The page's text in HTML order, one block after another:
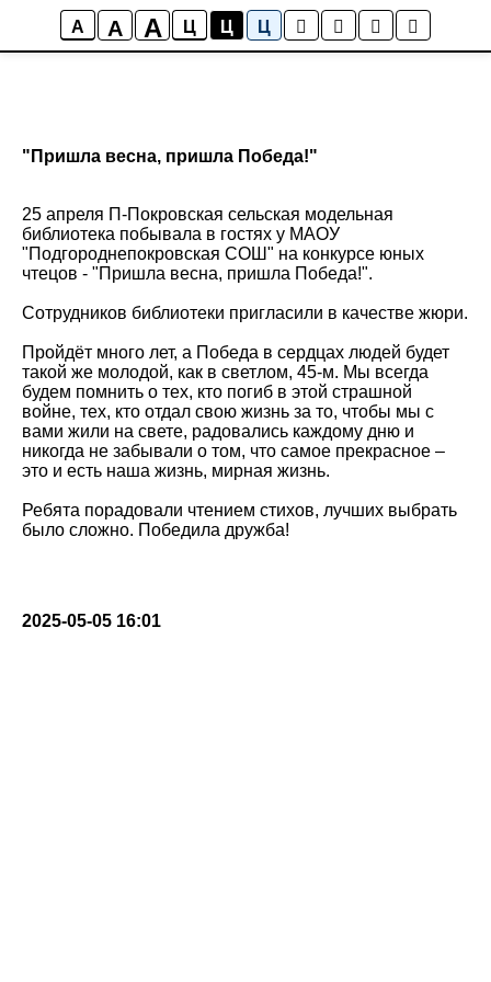
A A A Ц Ц Ц
"Пришла весна, пришла Победа!"
25 апреля П-Покровская сельская модельная
библиотека побывала в гостях у МАОУ
"Подгороднепокровская СОШ" на конкурсе юных
чтецов - "Пришла весна, пришла Победа!".
Сотрудников библиотеки пригласили в качестве жюри.
Пройдёт много лет, а Победа в сердцах людей будет
такой же молодой, как в светлом, 45-м. Мы всегда
будем помнить о тех, кто погиб в этой страшной
войне, тех, кто отдал свою жизнь за то, чтобы мы с
вами жили на свете, радовались каждому дню и
никогда не забывали о том, что самое прекрасное –
это и есть наша жизнь, мирная жизнь.
Ребята порадовали чтением стихов, лучших выбрать
было сложно. Победила дружба!
2025-05-05 16:01